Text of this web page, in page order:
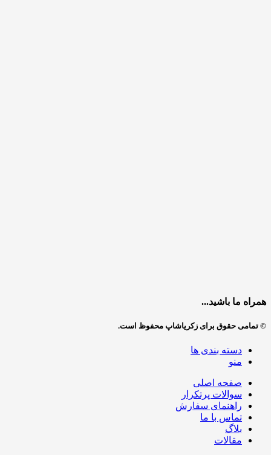
همراه ما باشید...
© تمامی حقوق برای زکریاشاپ محفوظ است.
دسته بندی ها
منو
صفحه اصلی
سوالات پرتکرار
راهنمای سفارش
تماس با ما
بلاگ
مقالات